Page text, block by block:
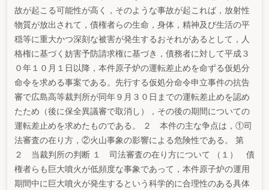
故が起こる可能性が高く，そのような事故が起これば，放射性
物質が放出されて，債権者らの生命，身体，精神及び生活の平
穏等に重大かつ深刻な被害が発生するおそれがあるとして，人
格権に基づく妨害予防請求権に基づき，債務者に対して平成３
０年１０月１日以降，本件原子炉の運転差止めを命ずる仮処分
命令を求める事案である。先行する仮処分命令申立事件の抗告
審で広島高等裁判所が同年９月３０日までの運転差止めを認め
たため（後に保全異議審で取消し），その後の期間についての
運転差止めを求めたものである。 ２ 本件の主な争点は，①司
法審査の在り方，②火山事象の影響による危険性である。 第
２ 当裁判所の判断 １ 司法審査の在り方について （１） 債
権者らも巨大噴火が低頻度な事象であって，本件原子炉の運用
期間中に巨大噴火が発生するという科学的に合理性のある具体